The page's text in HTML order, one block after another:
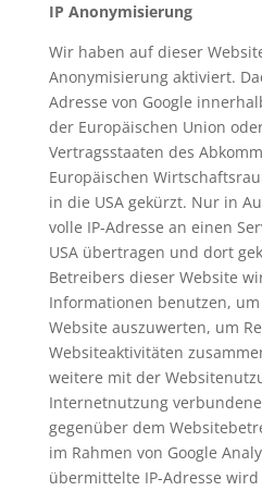
IP Anonymisierung
Wir haben auf dieser
Anonymisierung aktiviert.
Adresse von Google
der Europäischen Union
Vertragsstaaten des
Europäischen
in die USA gekürzt. Nur in
volle IP-Adresse an einen
USA übertragen und dort
Betreibers dieser Website
Informationen benutzen,
Website auszuwerten, um
Websiteaktivitäten
weitere mit der
Internetnutzung
gegenüber dem
im Rahmen von Google
übermittelte IP-Adresse